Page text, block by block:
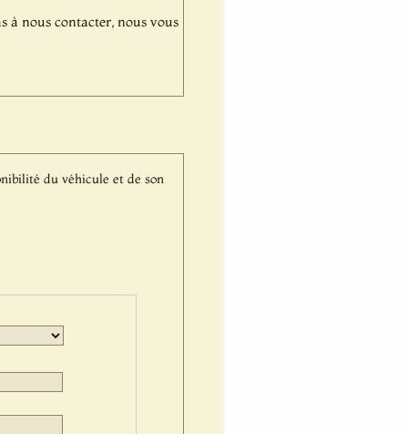
à nous contacter, nous vous
du véhicule et de son